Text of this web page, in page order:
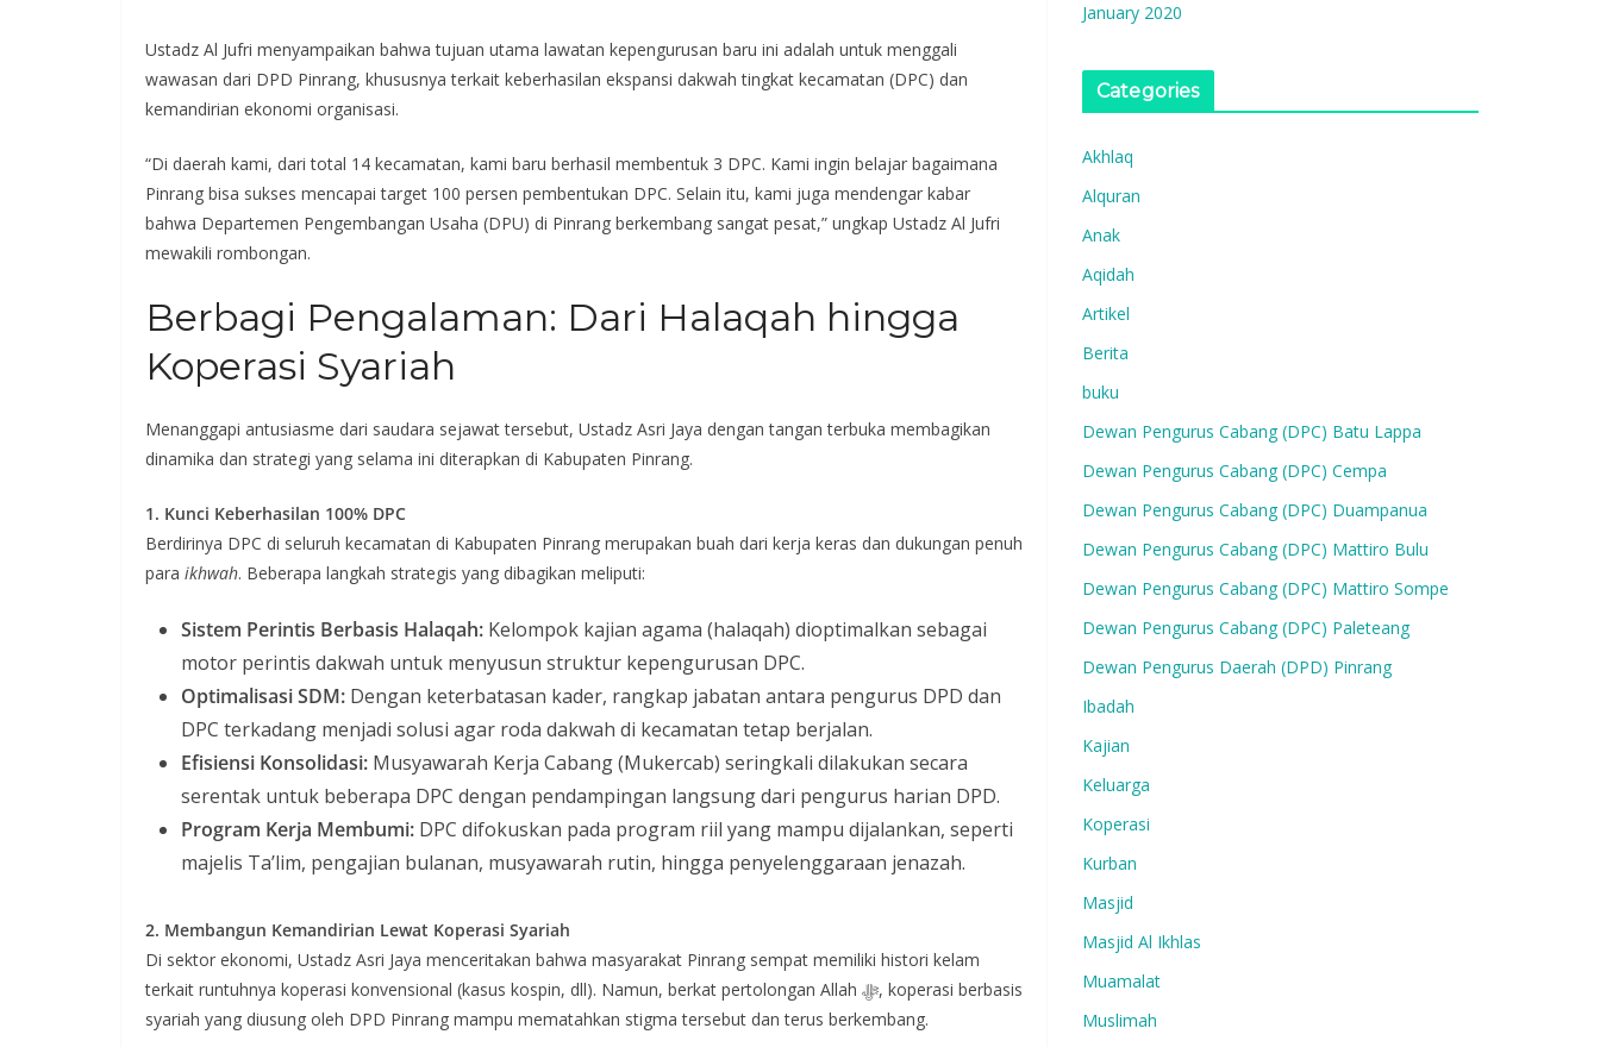
Ustadz Al Jufri menyampaikan bahwa tujuan utama lawatan kepengurusan baru ini adalah untuk menggali
wawasan dari DPD Pinrang, khususnya terkait keberhasilan ekspansi dakwah tingkat kecamatan (DPC) dan
kemandirian ekonomi organisasi.
“Di daerah kami, dari total 14 kecamatan, kami baru berhasil membentuk 3 DPC. Kami ingin belajar bagaimana
Pinrang bisa sukses mencapai target 100 persen pembentukan DPC. Selain itu, kami juga mendengar kabar
bahwa Departemen Pengembangan Usaha (DPU) di Pinrang berkembang sangat pesat,” ungkap Ustadz Al Jufri
mewakili rombongan.
Berbagi Pengalaman: Dari Halaqah hingga
Koperasi Syariah
Menanggapi antusiasme dari saudara sejawat tersebut, Ustadz Asri Jaya dengan tangan terbuka membagikan
dinamika dan strategi yang selama ini diterapkan di Kabupaten Pinrang.
1. Kunci Keberhasilan 100% DPC
Berdirinya DPC di seluruh kecamatan di Kabupaten Pinrang merupakan buah dari kerja keras dan dukungan penuh
para ikhwah. Beberapa langkah strategis yang dibagikan meliputi:
Sistem Perintis Berbasis Halaqah: Kelompok kajian agama (halaqah) dioptimalkan sebagai
motor perintis dakwah untuk menyusun struktur kepengurusan DPC.
Optimalisasi SDM: Dengan keterbatasan kader, rangkap jabatan antara pengurus DPD dan
DPC terkadang menjadi solusi agar roda dakwah di kecamatan tetap berjalan.
Efisiensi Konsolidasi: Musyawarah Kerja Cabang (Mukercab) seringkali dilakukan secara
serentak untuk beberapa DPC dengan pendampingan langsung dari pengurus harian DPD.
Program Kerja Membumi: DPC difokuskan pada program riil yang mampu dijalankan, seperti
majelis Ta’lim, pengajian bulanan, musyawarah rutin, hingga penyelenggaraan jenazah.
2. Membangun Kemandirian Lewat Koperasi Syariah
Di sektor ekonomi, Ustadz Asri Jaya menceritakan bahwa masyarakat Pinrang sempat memiliki histori kelam
terkait runtuhnya koperasi konvensional (kasus kospin, dll). Namun, berkat pertolongan Allah ﷻ, koperasi berbasis
syariah yang diusung oleh DPD Pinrang mampu mematahkan stigma tersebut dan terus berkembang.
January 2020
Categories
Akhlaq
Alquran
Anak
Aqidah
Artikel
Berita
buku
Dewan Pengurus Cabang (DPC) Batu Lappa
Dewan Pengurus Cabang (DPC) Cempa
Dewan Pengurus Cabang (DPC) Duampanua
Dewan Pengurus Cabang (DPC) Mattiro Bulu
Dewan Pengurus Cabang (DPC) Mattiro Sompe
Dewan Pengurus Cabang (DPC) Paleteang
Dewan Pengurus Daerah (DPD) Pinrang
Ibadah
Kajian
Keluarga
Koperasi
Kurban
Masjid
Masjid Al Ikhlas
Muamalat
Muslimah